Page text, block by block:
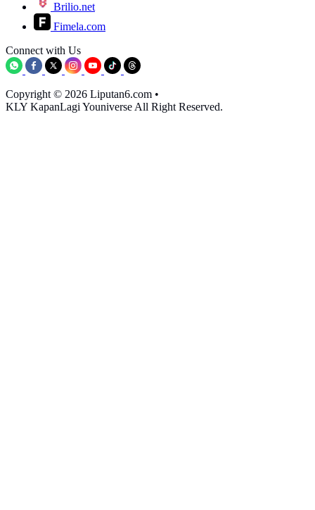
Brilio.net
Fimela.com
Connect with Us
Copyright © 2026 Liputan6.com •
KLY KapanLagi Youniverse All Right Reserved.